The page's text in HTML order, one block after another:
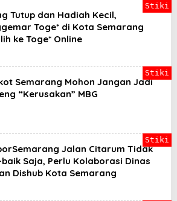
Tutup dan Hadiah Kecil,
Toge* di Kota Semarang
ke Toge* Online
Stiki
Semarang Mohon Jangan Jadi
“Kerusakan” MBG
Stiki
Jalan Citarum Tidak
Saja, Perlu Kolaborasi Dinas
Dishub Kota Semarang
Stiki